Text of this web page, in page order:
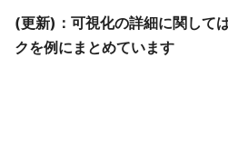
(更新)：可視化の詳細に関して
クを例にまとめています